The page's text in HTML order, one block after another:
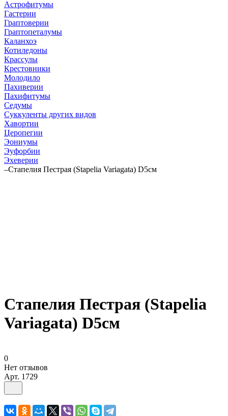
Астрофитумы
Гастерии
Граптоверии
Граптопеталумы
Каланхоэ
Котиледоны
Крассулы
Крестовники
Молодило
Пахиверии
Пахифитумы
Седумы
Суккуленты других видов
Хавортии
Церопегии
Эониумы
Эуфорбии
Эхеверии
–Стапелия Пестрая (Stapelia Variagata) D5см
Стапелия Пестрая (Stapelia
Variagata) D5см
0
Нет отзывов
Арт. 1729